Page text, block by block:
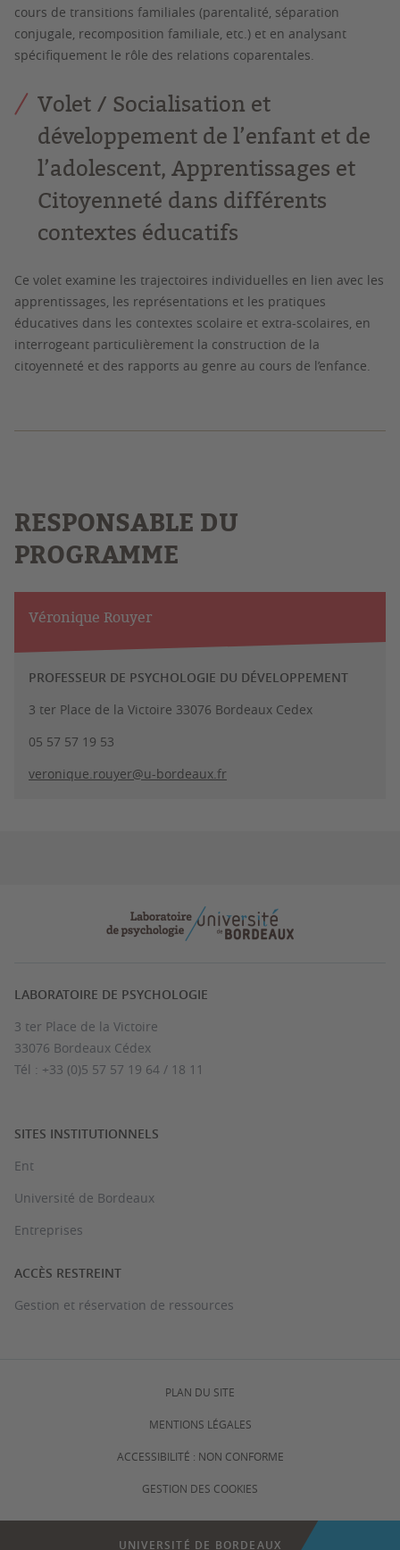
cours de transitions familiales (parentalité, séparation
conjugale, recomposition familiale, etc.) et en analysant
spécifiquement le rôle des relations coparentales.
Volet / Socialisation et
développement de l’enfant et de
l’adolescent, Apprentissages et
Citoyenneté dans différents
contextes éducatifs
Ce volet examine les trajectoires individuelles en lien avec les
apprentissages, les représentations et les pratiques
éducatives dans les contextes scolaire et extra-scolaires, en
interrogeant particulièrement la construction de la
citoyenneté et des rapports au genre au cours de l’enfance.
RESPONSABLE DU
PROGRAMME
Véronique Rouyer
PROFESSEUR DE PSYCHOLOGIE DU DÉVELOPPEMENT
3 ter Place de la Victoire 33076 Bordeaux Cedex
05 57 57 19 53
veronique.rouyer@u-bordeaux.fr
LABORATOIRE DE PSYCHOLOGIE
3 ter Place de la Victoire
33076 Bordeaux Cédex
Tél : +33 (0)5 57 57 19 64 / 18 11
SITES INSTITUTIONNELS
Ent
Université de Bordeaux
Entreprises
ACCÈS RESTREINT
Gestion et réservation de ressources
PLAN DU SITE
MENTIONS LÉGALES
ACCESSIBILITÉ : NON CONFORME
GESTION DES COOKIES
UNIVERSITÉ DE BORDEAUX